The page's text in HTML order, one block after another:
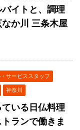
イトと、調理
か川 三条木屋
サービススタッフ
神奈川
いる日仏料理
ランで働きま